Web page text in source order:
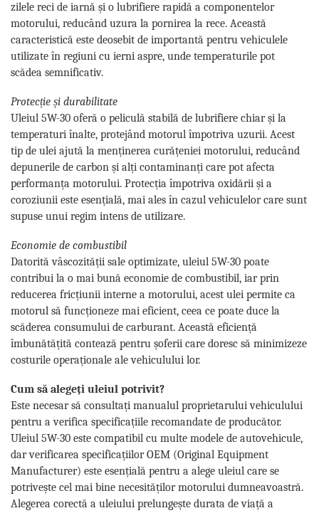
zilele reci de iarnă și o lubrifiere rapidă a componentelor
motorului, reducând uzura la pornirea la rece. Această
caracteristică este deosebit de importantă pentru vehiculele
utilizate în regiuni cu ierni aspre, unde temperaturile pot
scădea semnificativ.
Protecție și durabilitate
Uleiul 5W-30 oferă o peliculă stabilă de lubrifiere chiar și la
temperaturi înalte, protejând motorul împotriva uzurii. Acest
tip de ulei ajută la menținerea curățeniei motorului, reducând
depunerile de carbon și alți contaminanți care pot afecta
performanța motorului. Protecția împotriva oxidării și a
coroziunii este esențială, mai ales în cazul vehiculelor care sunt
supuse unui regim intens de utilizare.
Economie de combustibil
Datorită vâscozității sale optimizate, uleiul 5W-30 poate
contribui la o mai bună economie de combustibil, iar prin
reducerea fricțiunii interne a motorului, acest ulei permite ca
motorul să funcționeze mai eficient, ceea ce poate duce la
scăderea consumului de carburant. Această eficiență
îmbunătățită contează pentru șoferii care doresc să minimizeze
costurile operaționale ale vehiculului lor.
Cum să alegeți uleiul potrivit?
Este necesar să consultați manualul proprietarului vehiculului
pentru a verifica specificațiile recomandate de producător.
Uleiul 5W-30 este compatibil cu multe modele de autovehicule,
dar verificarea specificațiilor OEM (Original Equipment
Manufacturer) este esențială pentru a alege uleiul care se
potrivește cel mai bine necesităților motorului dumneavoastră.
Alegerea corectă a uleiului prelungește durata de viață a